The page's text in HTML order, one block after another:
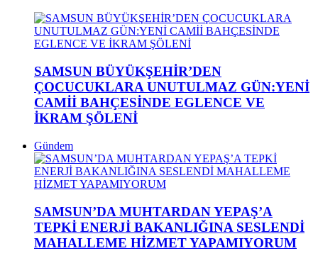
SAMSUN BÜYÜKŞEHİR’DEN
ÇOCUCUKLARA UNUTULMAZ GÜN:YENİ
CAMİİ BAHÇESİNDE EGLENCE VE
İKRAM ŞÖLENİ
Gündem
SAMSUN’DA MUHTARDAN YEPAŞ’A
TEPKİ ENERJİ BAKANLIĞINA SESLENDİ
MAHALLEME HİZMET YAPAMIYORUM